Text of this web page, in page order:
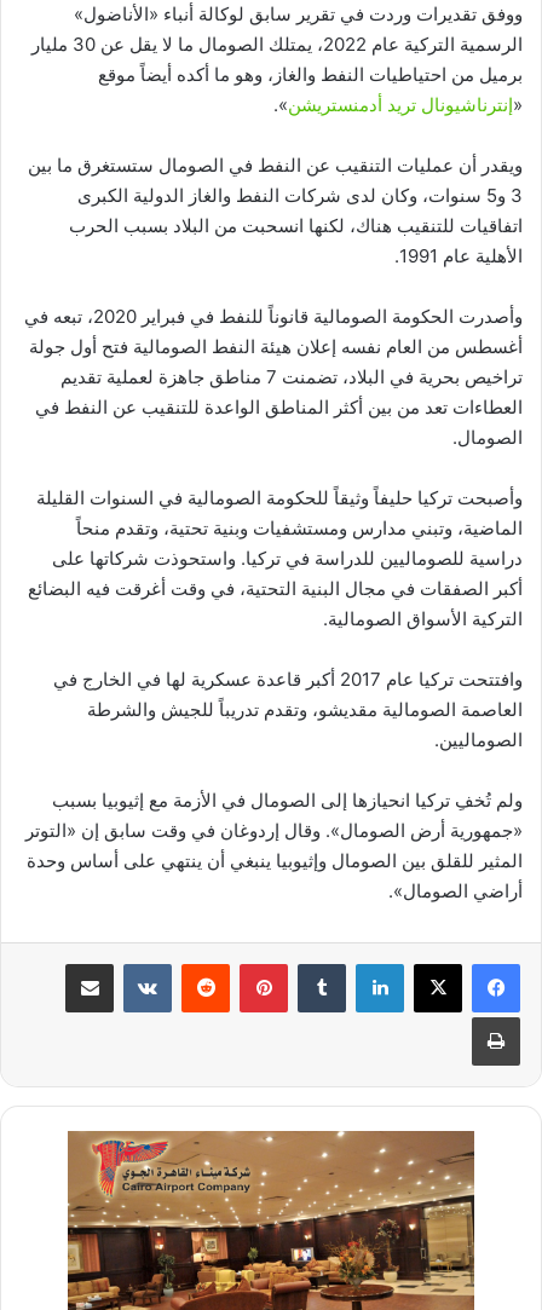
ووفق تقديرات وردت في تقرير سابق لوكالة أنباء «الأناضول»
الرسمية التركية عام 2022، يمتلك الصومال ما لا يقل عن 30 مليار
برميل من احتياطيات النفط والغاز، وهو ما أكده أيضاً موقع
«إنترناشيونال تريد أدمنستريشن».
ويقدر أن عمليات التنقيب عن النفط في الصومال ستستغرق ما بين
3 و5 سنوات، وكان لدى شركات النفط والغاز الدولية الكبرى
اتفاقيات للتنقيب هناك، لكنها انسحبت من البلاد بسبب الحرب
الأهلية عام 1991.
وأصدرت الحكومة الصومالية قانوناً للنفط في فبراير 2020، تبعه في
أغسطس من العام نفسه إعلان هيئة النفط الصومالية فتح أول جولة
تراخيص بحرية في البلاد، تضمنت 7 مناطق جاهزة لعملية تقديم
العطاءات تعد من بين أكثر المناطق الواعدة للتنقيب عن النفط في
الصومال.
وأصبحت تركيا حليفاً وثيقاً للحكومة الصومالية في السنوات القليلة
الماضية، وتبني مدارس ومستشفيات وبنية تحتية، وتقدم منحاً
دراسية للصوماليين للدراسة في تركيا. واستحوذت شركاتها على
أكبر الصفقات في مجال البنية التحتية، في وقت أغرقت فيه البضائع
التركية الأسواق الصومالية.
وافتتحت تركيا عام 2017 أكبر قاعدة عسكرية لها في الخارج في
العاصمة الصومالية مقديشو، وتقدم تدريباً للجيش والشرطة
الصوماليين.
ولم تُخفِ تركيا انحيازها إلى الصومال في الأزمة مع إثيوبيا بسبب
«جمهورية أرض الصومال». وقال إردوغان في وقت سابق إن «التوتر
المثير للقلق بين الصومال وإثيوبيا ينبغي أن ينتهي على أساس وحدة
أراضي الصومال».
لينكدإن بينتيريست